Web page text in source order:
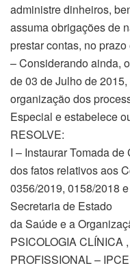
administre dinheiros,
assuma obrigações de
prestar contas, no
– Considerando ainda,
de 03 de Julho de
organização dos
Especial e estabelece
RESOLVE:
I – Instaurar Tomada
dos fatos relativos aos
0356/2019, 0158/2018
Secretaria de Estado
da Saúde e a
PSICOLOGIA CLÍNICA
PROFISSIONAL –